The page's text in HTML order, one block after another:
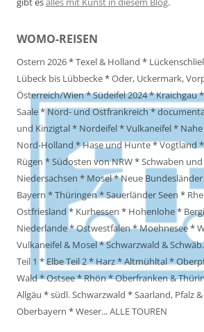
WOMO-REISEN
Ostern 2026*Texel & Holland *
Lübeck bis Lübbecke*Oder, Uckermark,
Österreich/Wien*Südeifel 2024*Kraichgau
Saale*Nord- und Ostfrankreich*
und Kinzigtal* Nordeifel*Vulkaneifel*
Nord-Holland *Hase und Hunte*Vogtland
Rügen *Südosten von NRW*Schwaben
Niedersachsen * Mosel*Neue
Bayern *Thüringen*Sauerländer Seen *
Ostfriesland * Kurhessen * Hohenlohe*
Niederlande*Ostwestfalen*Moehnesee*
Vulkaneifel & Mosel*Schwarzwald &
Teil 1 *Elbe Teil 2*Harz*Altmühltal*
Wald*Ostsee*Rhön*Oberfranken &
Allgäu *südl. Schwarzwald *Saarland, Pfalz
Oberbayern *Weser...ALLE TOUREN